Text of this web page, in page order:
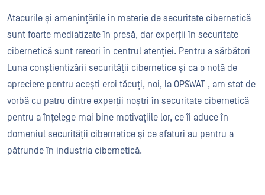
Atacurile și amenințările în materie de securitate cibernetică
sunt foarte mediatizate în presă, dar experții în securitate
cibernetică sunt rareori în centrul atenției. Pentru a sărbători
Luna conștientizării securității cibernetice și ca o notă de
apreciere pentru acești eroi tăcuți, noi, la OPSWAT , am stat de
vorbă cu patru dintre experții noștri în securitate cibernetică
pentru a înțelege mai bine motivațiile lor, ce îi aduce în
domeniul securității cibernetice și ce sfaturi au pentru a
pătrunde în industria cibernetică.